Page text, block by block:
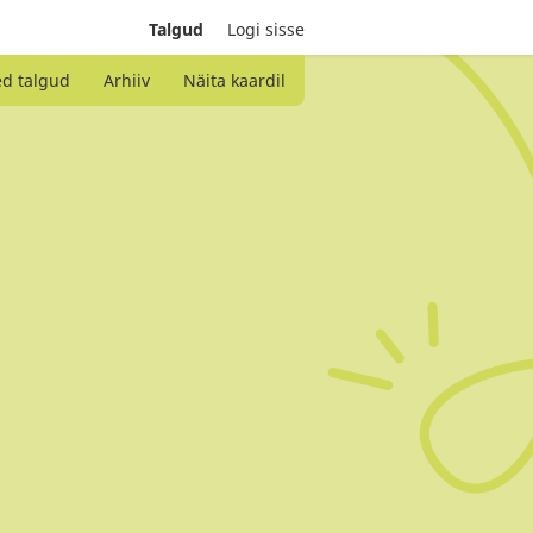
Talgud Logi sisse
talgud Arhiiv Näita kaardil